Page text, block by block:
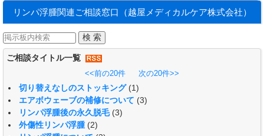
リンパ浮腫関連ご相談窓口（越屋メディカルケア株式会社）
ご相談タイトル一覧
<<前の20件
次の20件>>
切り替えなしのストッキング (1)
エアボウェーブの補修について (3)
リンパ浮腫後の永久脱毛 (3)
外傷性リンパ浮腫 (2)